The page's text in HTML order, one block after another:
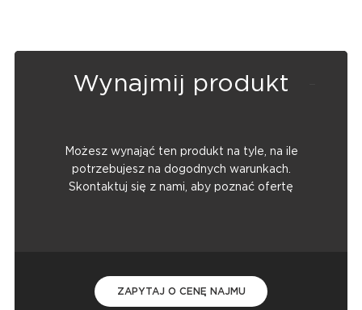
Wynajmij produkt
Możesz wynająć ten produkt na tyle, na ile
potrzebujesz na dogodnych warunkach.
Skontaktuj się z nami, aby poznać ofertę
ZAPYTAJ O CENĘ NAJMU